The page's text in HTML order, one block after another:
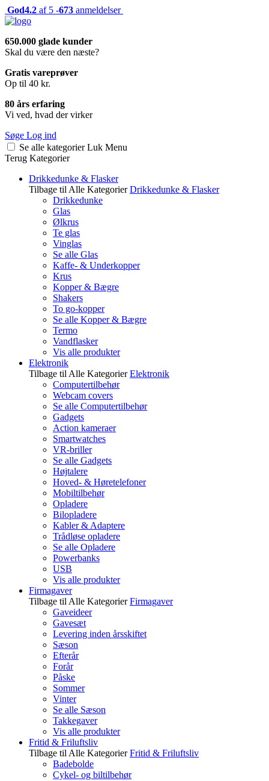
God4.2 af 5 -673 anmeldelser
650.000 glade kunder
Skal du være den næste?
Gratis vareprøver
Op til 40 kr.
80 års erfaring
Vi ved, hvad der virker
Søge Log ind
Se alle kategorier Luk Menu
Terug Kategorier
Drikkedunke & Flasker
Tilbage til Alle Kategorier Drikkedunke & Flasker
Drikkedunke
Glas
Ølkrus
Te glas
Vinglas
Se alle Glas
Kaffe- & Underkopper
Krus
Kopper & Bægre
Shakers
To go-kopper
Se alle Kopper & Bægre
Termo
Vandflasker
Vis alle produkter
Elektronik
Tilbage til Alle Kategorier Elektronik
Computertilbehør
Webcam covers
Se alle Computertilbehør
Gadgets
Action kameraer
Smartwatches
VR-briller
Se alle Gadgets
Højtalere
Hoved- & Høretelefoner
Mobiltilbehør
Opladere
Bilopladere
Kabler & Adaptere
Trådløse opladere
Se alle Opladere
Powerbanks
USB
Vis alle produkter
Firmagaver
Tilbage til Alle Kategorier Firmagaver
Gaveideer
Gavesæt
Levering inden årsskiftet
Sæson
Efterår
Forår
Påske
Sommer
Vinter
Se alle Sæson
Takkegaver
Vis alle produkter
Fritid & Friluftsliv
Tilbage til Alle Kategorier Fritid & Friluftsliv
Badebolde
Cykel- og biltilbehør